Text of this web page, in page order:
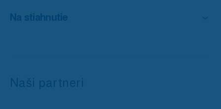
Na stiahnutie
Naši partneri